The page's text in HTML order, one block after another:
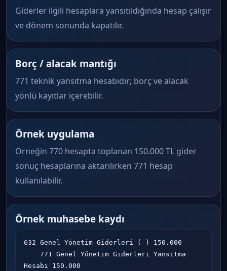
Giderler ilgili hesaplara yansıtıldığında hesap çalışır
ve dönem sonunda kapatılır.
Borç / alacak mantığı
771 teknik yansıtma hesabıdır; borç ve alacak
yönlü kayıtlar içerebilir.
Örnek uygulama
Örneğin 770 hesapta toplanan 150.000 TL gider
sonuç hesaplarına aktarılırken 771 hesap
kullanılabilir.
Örnek muhasebe kaydı
632 Genel Yönetim Giderleri (-) 150.000
Hesabı 150.000